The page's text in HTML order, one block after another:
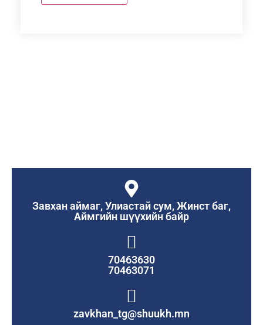
Завхан аймаг, Улиастай сум, Жинст баг,
Аймгийн шүүхийн байр
70463630
70463071
zavkhan_tg@shuukh.mn